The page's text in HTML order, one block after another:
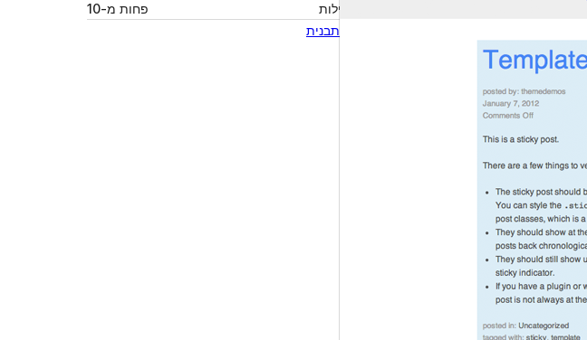
התקנות פעילות
פחות מ-10
האתר של התבנית